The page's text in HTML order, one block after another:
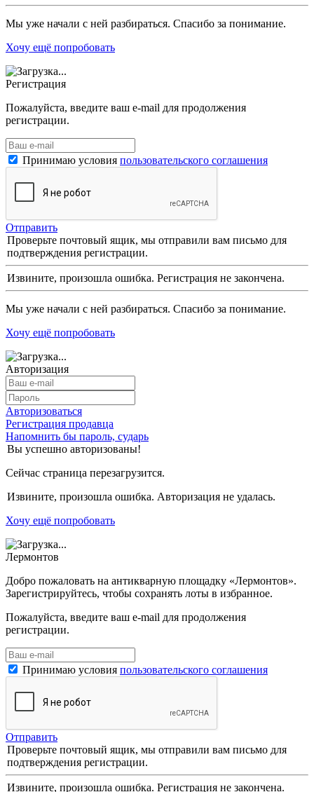
Мы уже начали с ней разбираться. Спасибо за понимание.
Хочу ещё попробовать
Регистрация
Пожалуйста, введите ваш e-mail для продолжения
регистрации.
Принимаю условия пользовательского соглашения
Отправить
Проверьте почтовый ящик, мы отправили вам письмо для
подтверждения регистрации.
Извините, произошла ошибка. Регистрация не закончена.
Мы уже начали с ней разбираться. Спасибо за понимание.
Хочу ещё попробовать
Авторизация
Авторизоваться
Регистрация продавца
Напомнить бы пароль, сударь
Вы успешно авторизованы!
Сейчас страница перезагрузится.
Извините, произошла ошибка. Авторизация не удалась.
Хочу ещё попробовать
Лермонтов
Добро пожаловать на антикварную площадку «Лермонтов».
Зарегистрируйтесь, чтобы сохранять лоты в избранное.
Пожалуйста, введите ваш e-mail для продолжения
регистрации.
Принимаю условия пользовательского соглашения
Отправить
Проверьте почтовый ящик, мы отправили вам письмо для
подтверждения регистрации.
Извините, произошла ошибка. Регистрация не закончена.